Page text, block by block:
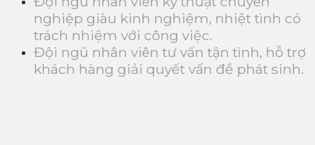
nghiệp giàu kinh nghiệm, nhiệt tình có
trách nhiệm với công việc.
Đội ngũ nhân viên tư vấn tận tình, hỗ trợ
khách hàng giải quyết vấn đề phát sinh.